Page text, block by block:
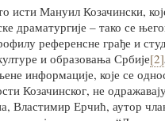
исти Мануил Козачински,
драматургије – тако се
референсне грађе и
и образовања Србије[2]
информације, које се
Козачинског, не
Властимир Ерчић, аутор